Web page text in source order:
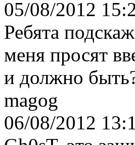
05/08/2012
Ребята
меня просят
и должно
magog
06/08/2012